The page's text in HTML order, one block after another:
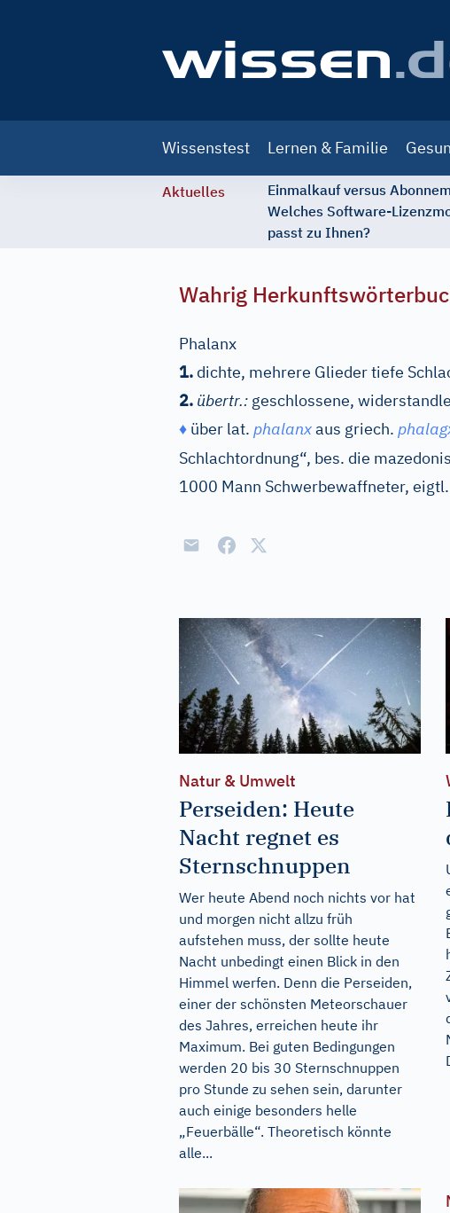
navigation
Wissenstest Lernen & Familie
Aktuelles
Einmalkauf versus
Welches Software-
passt zu Ihnen?
Wahrig
Phalanx
1. dichte, mehrere Glieder tiefe
2. übertr.: geschlossene,
♦ über lat. phalanxaus griech.
Schlachtordnung“, bes. die
1000 Mann Schwerbewaffneter,
Natur & Umwelt
Perseiden: Heute
Nacht regnet es
Sternschnuppen
Wer heute Abend noch nichts vor hat
und morgen nicht allzu früh
aufstehen muss, der sollte heute
Nacht unbedingt einen Blick in den
Himmel werfen. Denn die Perseiden,
einer der schönsten Meteorschauer
des Jahres, erreichen heute ihr
Maximum. Bei guten Bedingungen
werden 20 bis 30 Sternschnuppen
pro Stunde zu sehen sein, darunter
auch einige besonders helle
„Feuerbälle“. Theoretisch könnte
alle...